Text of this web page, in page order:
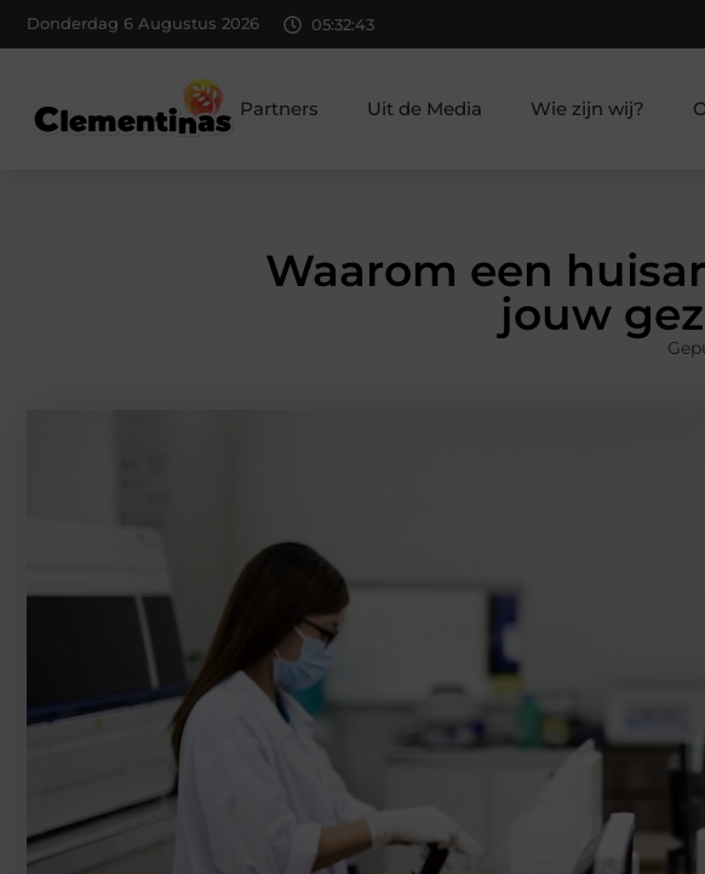
Donderdag 6 Augustus 2026 05:32:44
Partners Uit de Media Wie zijn wij?
Waarom een
jouw